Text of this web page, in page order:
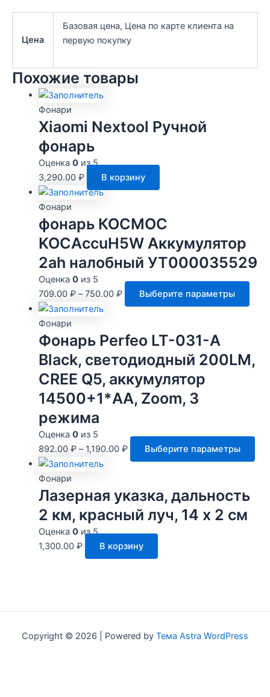
оперативный,
ультрафиолетовый
18810
Цена
Базовая цена, Цена по карте клиента на
первую покупку
Похожие товары
Фонари
Xiaomi Nextool Ручной
фонарь
Оценка 0из 5
3,290.00 ₽ В корзину
Фонари
фонарь КОСМОС
KOCAccuH5W Аккумулятор
2ah налобный УТ000035529
Оценка 0из 5
709.00 ₽–750.00 ₽ Выберите параметры
Фонари
Фонарь Perfeo LT-031-A
Black, светодиодный 200LM,
CREE Q5, аккумулятор
14500+1*AA, Zoom, 3
режима
Оценка 0из 5
892.00 ₽– 1,190.00 ₽ Выберите параметры
Фонари
Лазерная указка, дальность
2 км, красный луч, 14 х 2 см
Оценка 0из 5
1,300.00 ₽ В корзину
Copyright © 2026 | Powered by Тема Astra WordPress